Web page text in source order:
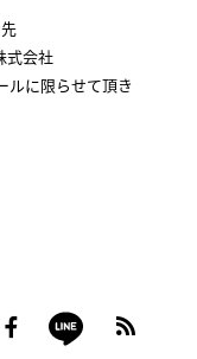
式会社
に限らせて頂き